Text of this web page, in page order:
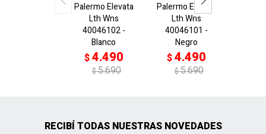
Palermo Elevata
Lth Wns
40046102 -
Blanco
$4.490
$5.690
Palermo Elevata
Lth Wns
40046101 -
Negro
$4.490
$5.690
RECIBÍ TODAS NUESTRAS NOVEDADES